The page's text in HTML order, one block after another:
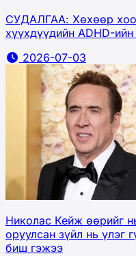
СУДАЛГАА: Хөхөөр
хүүхдүүдийн ADHD-
2026-07-03
Николас Кейж өөрийг
оруулсан зүйл нь үлэг
биш гэжээ